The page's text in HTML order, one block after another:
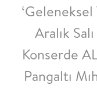
‘Geleneksel
Aralık
Konserde
Pangaltı